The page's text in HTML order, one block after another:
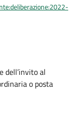
dell’invito al
o posta